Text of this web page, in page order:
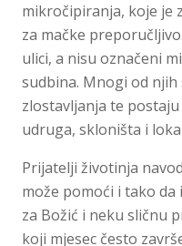
mikročipiranja, koje je
za mačke
ulici, a nisu označeni
sudbina. Mnogi od
zlostavljanja te
udruga, skloništa i
Prijatelji životinja
može pomoći i tako
za Božić i neku sličnu
koji mjesec često